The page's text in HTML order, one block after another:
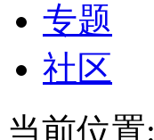
专题
社区
当前位置: